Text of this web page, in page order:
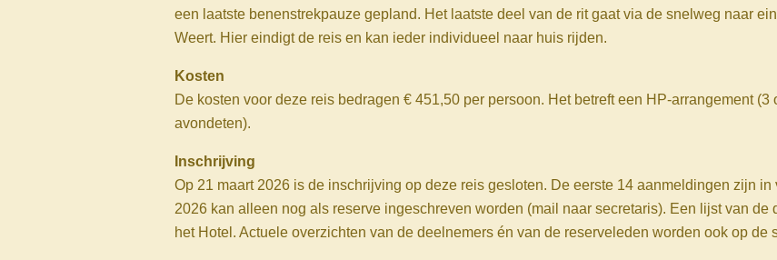
een laatste benenstrekpauze gepland. Het laatste deel van de rit gaat via de snelweg naar
Weert. Hier eindigt de reis en kan ieder individueel naar huis rijden.
Kosten
De kosten voor deze reis bedragen € 451,50 per persoon. Het betreft een HP-arrangement
avondeten).
Inschrijving
Op 21 maart 2026 is de inschrijving op deze reis gesloten. De eerste 14 aanmeldingen zijn
2026 kan alleen nog als reserve ingeschreven worden (mail naar secretaris). Een lijst van
het Hotel. Actuele overzichten van de deelnemers én van de reserveleden worden ook op de